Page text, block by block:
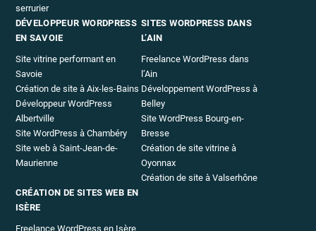
serrurier
DÉVELOPPEUR WORDPRESS
EN SAVOIE
Site vitrine performant en
Savoie
Création de site à Aix-les-Bains
Développeur WordPress
Albertville
Site WordPress à Chambéry
Site web à Saint-Jean-de-
Maurienne
SITES WORDPRESS DANS
L’AIN
Freelance WordPress dans
l’Ain
Développement WordPress à
Belley
Site WordPress Bourg-en-
Bresse
Création de site vitrine à
Oyonnax
Création de site à Valserhône
CRÉATION DE SITES WEB EN
ISÈRE
Freelance WordPress en Isère